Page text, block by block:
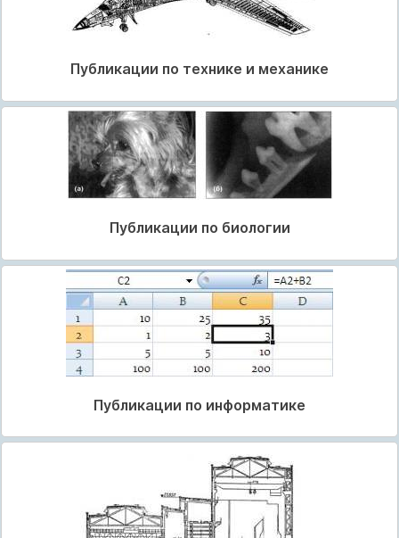
Публикации по технике и механике
Публикации по биологии
Публикации по информатике